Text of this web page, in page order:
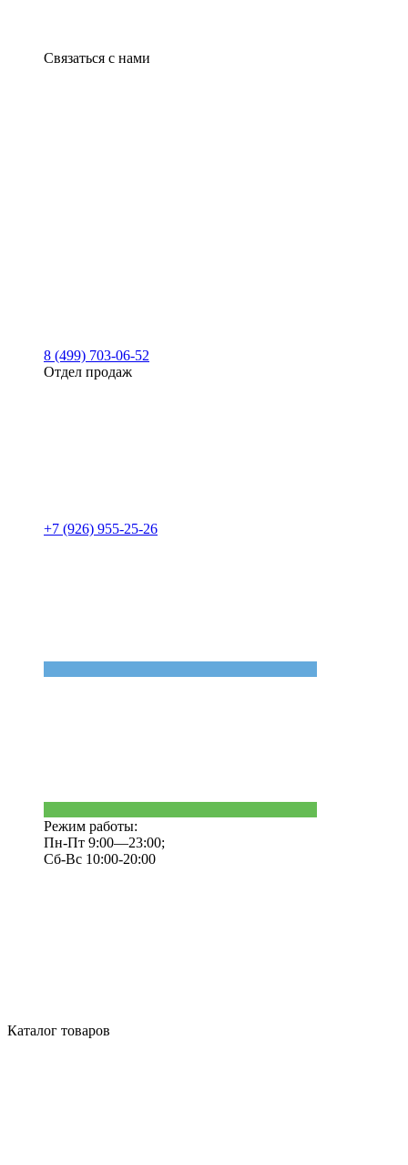
Связаться с нами
8 (499) 703-06-52
Отдел продаж
+7 (926) 955-25-26
Режим работы:
Пн-Пт 9:00—23:00;
Сб-Вс 10:00-20:00
Каталог товаров